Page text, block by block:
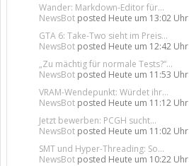
Wander: Markdown-Editor für...
NewsBot posted Heute um 13:02 Uhr
GTA 6: Take-Two sieht im Preis...
NewsBot posted Heute um 12:42 Uhr
„Zu mächtig für normale Tests?“...
NewsBot posted Heute um 11:53 Uhr
VRAM-Wendepunkt: Würdet ihr...
NewsBot posted Heute um 11:12 Uhr
Jetzt bewerben: PCGH sucht...
NewsBot posted Heute um 11:02 Uhr
SMT und Hyper-Threading: So...
NewsBot posted Heute um 10:22 Uhr